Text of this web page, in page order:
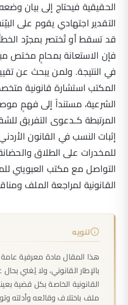
الحقيقية فيحتاج إلى بيان
التقدير اجتهادي يقوم على
قد تسقط أو تُختصر بمجرّد
فإن الاستعانة بمحامٍ مختص
في النتيجة. ولمن يبحث عن
المكتب استشارة قانونية
الشرعية، مستنداً إلى فهمٍ
المرتبطة كـدعوى التفريق
إثبات النسب في القانون
للمخدرات على الطلاق
التواصل مع مكتب العبويني
القانونية لمراجعة الملف
تنويه
هذا المقال مادة معرفية
بالإطار القانوني، ولا يُغني
القانونية الخاصة بكل قضية
ملف باختلاف وقائعه وأدلته